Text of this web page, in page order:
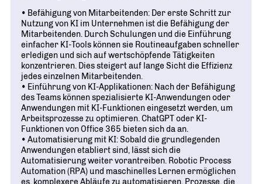
• Befähigung von Mitarbeitenden: Der erste Schritt zur
Nutzung von KI im Unternehmen ist die Befähigung der
Mitarbeitenden. Durch Schulungen und die Einführung
einfacher KI-Tools können sie Routineaufgaben schneller
erledigen und sich auf wertschöpfende Tätigkeiten
konzentrieren. Dies steigert auf lange Sicht die Effizienz
jedes einzelnen Mitarbeitenden.
• Einführung von KI-Applikationen: Nach der Befähigung
des Teams können spezialisierte KI-Anwendungen oder
Anwendungen mit KI-Funktionen eingesetzt werden, um
Arbeitsprozesse zu optimieren. ChatGPT oder KI-
Funktionen von Office 365 bieten sich da an.
• Automatisierung mit KI: Sobald die grundlegenden
Anwendungen etabliert sind, lässt sich die
Automatisierung weiter vorantreiben. Robotic Process
Automation (RPA) und maschinelles Lernen ermöglichen
es, komplexere Abläufe zu automatisieren. Prozesse, die